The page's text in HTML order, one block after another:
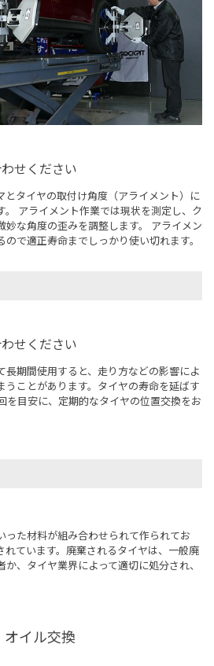
せください
とタイヤの取付け角度（アライメント）に
。 アライメント作業では現状を測定し、ク
な角度の歪みを調整します。 アライメン
で適正寿命までしっかり使い切れます。
せください
長期間使用すると、走り方などの影響によ
うことがあります。タイヤの寿命を延ばす
を目安に、定期的なタイヤの位置交換をお
った材料が組み合わせられて作られてお
れています。廃棄されるタイヤは、一般廃
、タイヤ業界によって適切に処分され、
イル交換